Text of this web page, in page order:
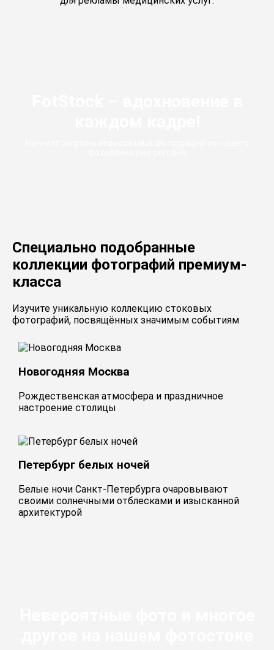
Специально подобранные
коллекции фотографий премиум-
класса
Изучите уникальную коллекцию стоковых
фотографий, посвящённых значимым событиям
Новогодняя Москва
Рождественская атмосфера и праздничное
настроение столицы
Петербург белых ночей
Белые ночи Санкт-Петербурга очаровывают
своими солнечными отблесками и изысканной
архитектурой